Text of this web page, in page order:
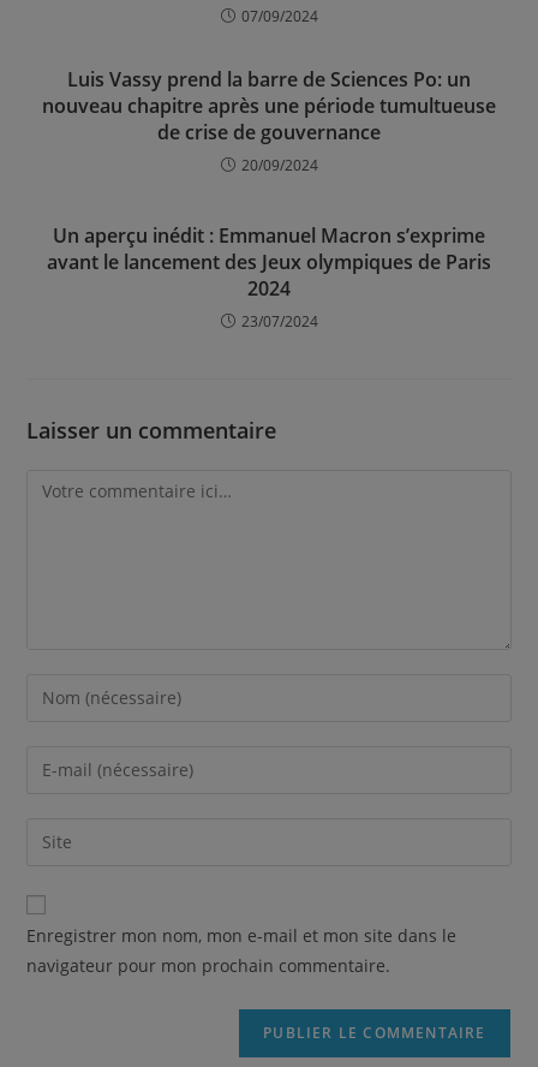
07/09/2024
Luis Vassy prend la barre de Sciences Po: un
nouveau chapitre après une période tumultueuse
de crise de gouvernance
20/09/2024
Un aperçu inédit : Emmanuel Macron s’exprime
avant le lancement des Jeux olympiques de Paris
2024
23/07/2024
Laisser un commentaire
Enregistrer mon nom, mon e-mail et mon site dans le
navigateur pour mon prochain commentaire.